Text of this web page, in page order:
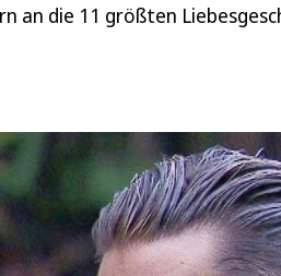
an die 11 größten